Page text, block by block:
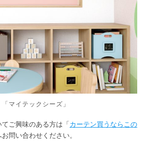
「マイテックシーズ」
ご興味のある方は「カーテン買うならこの
問い合わせください。